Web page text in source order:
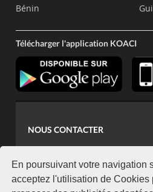
En poursuivant votre navigation
acceptez l'utilisation de Cookies
Bénin
Télécharger l'application KOACI
NOUS CONTACTER
koaci@yahoo.fr
+225 07 08 85 52 93